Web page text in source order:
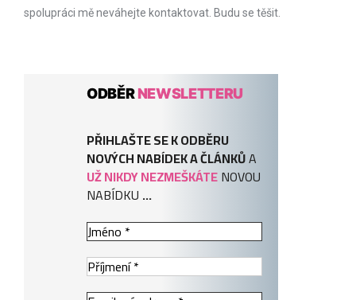
spolupráci mě neváhejte kontaktovat. Budu se těšit.
ODBĚRNEWSLETTERU
PŘIHLAŠTE SE K ODBĚRU
NOVÝCH NABÍDEK A ČLÁNKŮA
UŽ NIKDY NEZMEŠKÁTENOVOU
NABÍDKU ...